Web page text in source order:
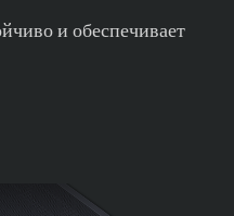
и обеспечивает